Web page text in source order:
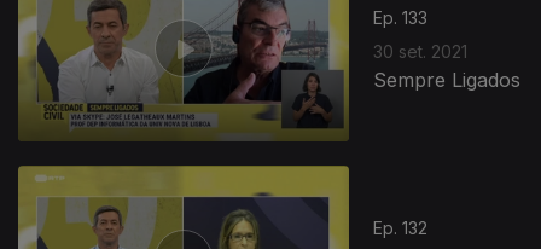
Ep. 133
30 set. 2021
Sempre Ligados
Ep. 132